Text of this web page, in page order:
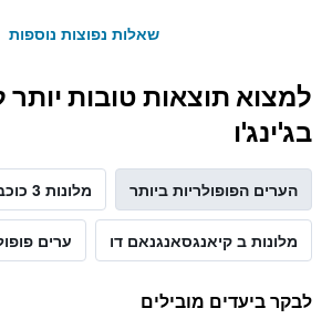
שאלות נפוצות נוספות
למצוא תוצאות טובות
בג'ינג'ו
הערים הפופולריות ביותר מלונות 3 כוכבי
מלונות ב קיאנגסאנגנאם דו ערים
לבקר ביעדים מובילים